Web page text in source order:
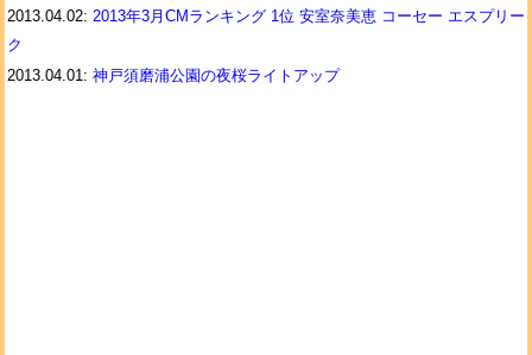
2013.04.02: 2013年3月CMランキング 1位 安室奈美恵 コーセー エスプリー
ク
2013.04.01: 神戸須磨浦公園の夜桜ライトアップ